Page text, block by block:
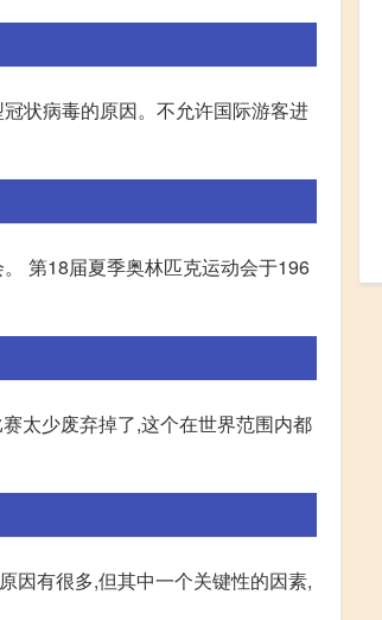
状病毒的原因。不允许国际游客进
第18届夏季奥林匹克运动会于196
太少废弃掉了,这个在世界范围内都
因有很多,但其中一个关键性的因素,